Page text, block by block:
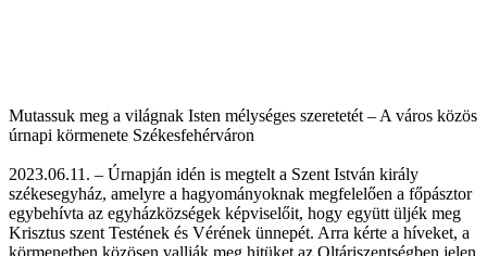
Mutassuk meg a világnak Isten mélységes szeretetét – A város közös
úrnapi körmenete Székesfehérváron
2023.06.11. – Úrnapján idén is megtelt a Szent István király
székesegyház, amelyre a hagyományoknak megfelelően a főpásztor
egybehívta az egyházközségek képviselőit, hogy együtt üljék meg
Krisztus szent Testének és Vérének ünnepét. Arra kérte a híveket, a
körmenetben közösen vallják meg hitüket az Oltáriszentségben jelen